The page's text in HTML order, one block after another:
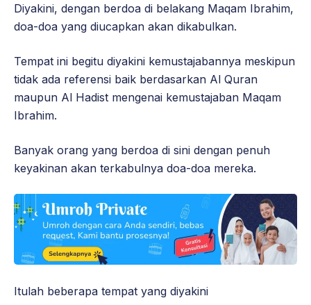
Diyakini, dengan berdoa di belakang Maqam Ibrahim,
doa-doa yang diucapkan akan dikabulkan.
Tempat ini begitu diyakini kemustajabannya meskipun
tidak ada referensi baik berdasarkan Al Quran
maupun Al Hadist mengenai kemustajaban Maqam
Ibrahim.
Banyak orang yang berdoa di sini dengan penuh
keyakinan akan terkabulnya doa-doa mereka.
Itulah beberapa tempat yang diyakini